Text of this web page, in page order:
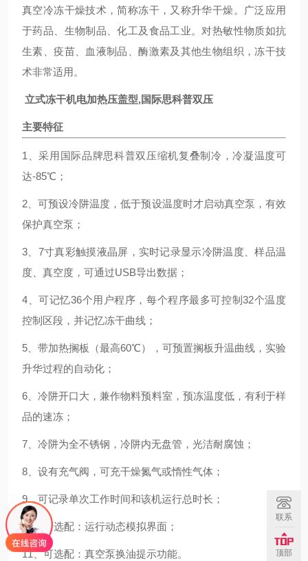
真空冷冻干燥技术，简称冻干，又称升华干燥。广泛应用
于药品、生物制品、化工及食品工业。对热敏性物质如抗
生素、疫苗、血液制品、酶激素及其他生物组织，冻干技
术非常适用。
立式冻干机电加热压盖型,国际思科普双压
主要特征
1、采用国际品牌思科普双压缩机复叠制冷，冷凝温度可
达-85℃；
2、可预设冷阱温度，低于预设温度时才启动真空泵，有效
保护真空泵；
3、7寸真彩触摸液晶屏，实时记录显示冷阱温度、样品温
度、真空度，可通过USB导出数据；
4、可记忆36个用户程序，每个程序最多可控制32个温度
控制区段，并记忆冻干曲线；
5、带加热搁板（最高60℃），可预置搁板升温曲线，实验
升华过程的自动化；
6、冷阱开口大，兼作物料预料室，预冻温度低，有利于样
品的速冻；
7、冷阱为全不锈钢，冷阱内无盘管，光洁耐腐蚀；
8、设有充气阀，可充干燥氮气或惰性气体；
9、可记录单次工作时间和该机运行总时长；
10、可选配：运行动态模拟界面；
11、可选配：真空泵换油提示功能。
联系
顶部